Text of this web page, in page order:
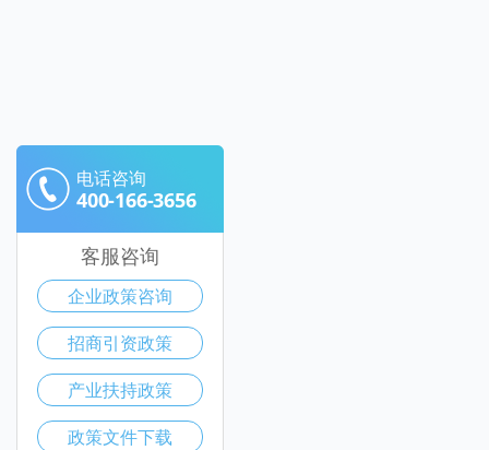
电话咨询
400-166-3656
客服咨询
企业政策咨询
招商引资政策
产业扶持政策
政策文件下载